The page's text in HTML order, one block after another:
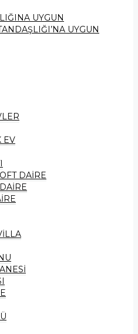
UYGUN
UYGUN
EV
DAİRE